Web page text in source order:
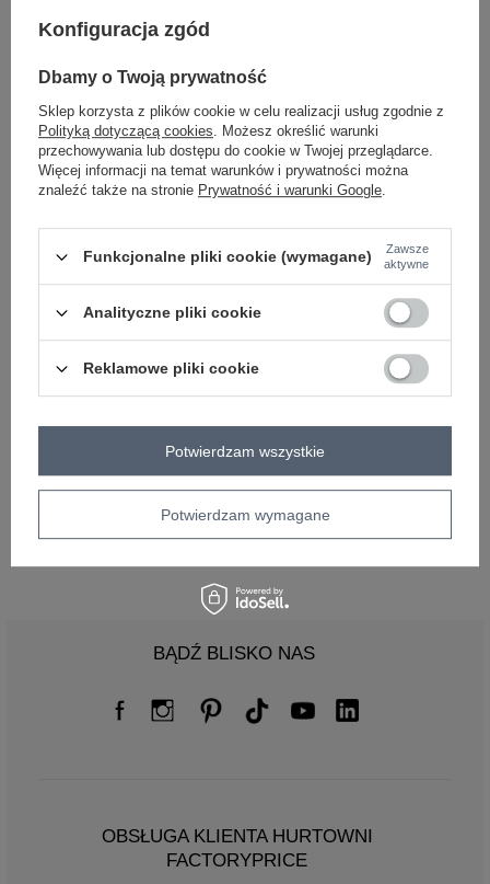
#materiał dominujący:
krótka
rękaw 3/4
#dekolt:
okrągły
#zapięcie:
65% bawełna,30% poliester ,5% elastan
pranie w pralce w 30°C
Modelka ma na sobie rozmiar 36. Wymiary modelki: wzrost 172 cm,
biust 88 cm, talia 61 cm, biodra 92 cm
Rozmiar: 36
Rozmiar: 40
Rozmiar: 42
BĄDŹ BLISKO NAS
OBSŁUGA KLIENTA HURTOWNI
FACTORYPRICE
Konfiguracja zgód
Dbamy o Twoją prywatność
Sklep korzysta z plików cookie w celu realizacji usług zgodnie z
Polityką dotyczącą cookies. Możesz określić warunki
przechowywania lub dostępu do cookie w Twojej przeglądarce.
Więcej informacji na temat warunków i prywatności można
znaleźć także na stronie Prywatność i warunki Google.
Funkcjonalne pliki cookie (wymagane)
Zawsze
aktywne
Analityczne pliki cookie
Reklamowe pliki cookie
Potwierdzam wymagane
Potwierdzam wszystkie